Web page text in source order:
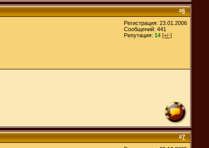
#6
Регистрация: 23.01.2006
Сообщений: 441
Репутация: 14 [+/-]
#7